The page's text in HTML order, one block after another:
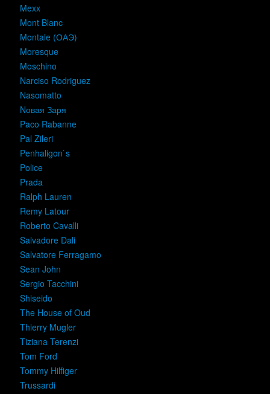
Mexx
Mont Blanc
Montale (ОАЭ)
Moresque
Moschino
Narciso Rodriguez
Nasomatto
Nовая Заря
Paco Rabanne
Pal Zileri
Penhaligon`s
Police
Prada
Ralph Lauren
Remy Latour
Roberto Cavalli
Salvadore Dali
Salvatore Ferragamo
Sean John
Sergio Tacchini
Shiseido
The House of Oud
Thierry Mugler
Tiziana Terenzi
Tom Ford
Tommy Hilfiger
Trussardi